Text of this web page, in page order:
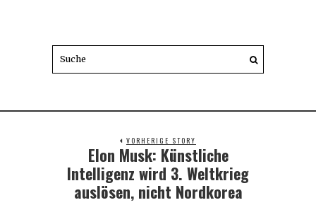
VORHERIGE STORY
Previous
post:
Elon Musk: Künstliche
Intelligenz wird 3. Weltkrieg
auslösen, nicht Nordkorea